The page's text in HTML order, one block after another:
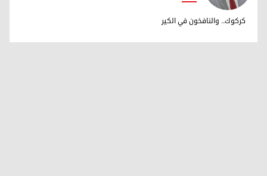
د. محمود زايد
كركوك.. والنافخون في الكير